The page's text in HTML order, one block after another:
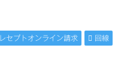
レセプトオンライン請求 回線